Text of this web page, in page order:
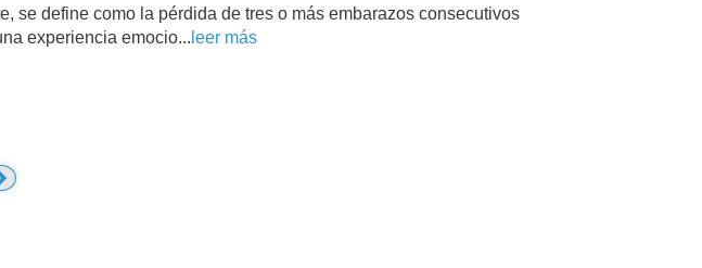
se define como la pérdida de tres o más embarazos consecutivos
experiencia emocio... leer más